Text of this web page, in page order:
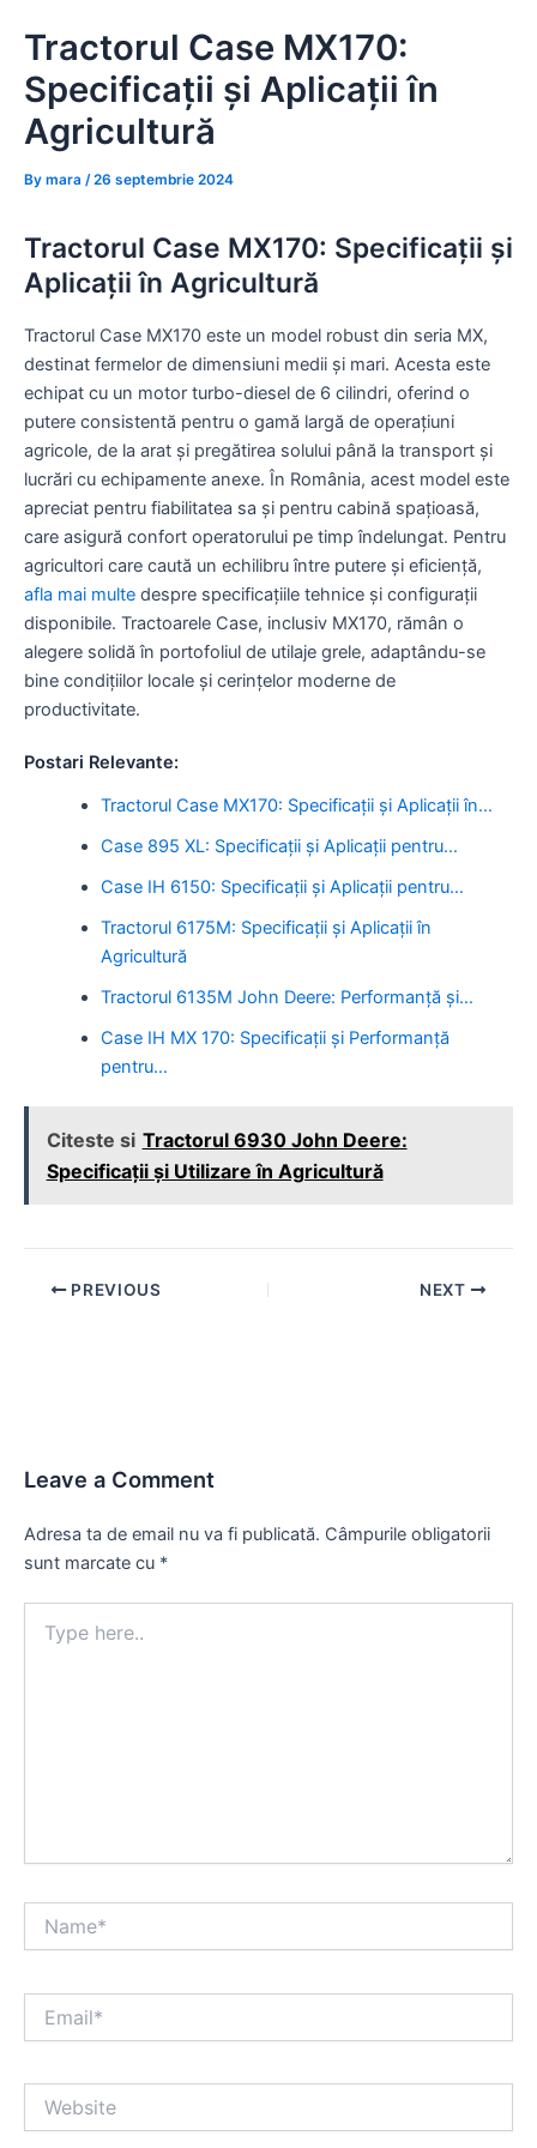
content
Tractorul Case MX170:
Specificații și Aplicații în
Agricultură
By mara /26 septembrie 2024
Tractorul Case MX170: Specificații și
Aplicații în Agricultură
Tractorul Case MX170 este un model robust din seria MX,
destinat fermelor de dimensiuni medii și mari. Acesta este
echipat cu un motor turbo-diesel de 6 cilindri, oferind o
putere consistentă pentru o gamă largă de operațiuni
agricole, de la arat și pregătirea solului până la transport și
lucrări cu echipamente anexe. În România, acest model este
apreciat pentru fiabilitatea sa și pentru cabină spațioasă,
care asigură confort operatorului pe timp îndelungat. Pentru
agricultori care caută un echilibru între putere și eficiență,
afla mai multe despre specificațiile tehnice și configurații
disponibile. Tractoarele Case, inclusiv MX170, rămân o
alegere solidă în portofoliul de utilaje grele, adaptându-se
bine condițiilor locale și cerințelor moderne de
productivitate.
Postari Relevante:
Tractorul Case MX170: Specificații și Aplicații în…
Case 895 XL: Specificații și Aplicații pentru…
Case IH 6150: Specificații și Aplicații pentru…
Tractorul 6175M: Specificații și Aplicații în
Agricultură
Tractorul 6135M John Deere: Performanță și…
Case IH MX 170: Specificații și Performanță
pentru…
Citeste si Tractorul 6930 John Deere:
Specificații și Utilizare în Agricultură
Post PREVIOUS NEXT
Leave a Comment
Adresa ta de email nu va fi publicată. Câmpurile obligatorii
sunt marcate cu *
here..